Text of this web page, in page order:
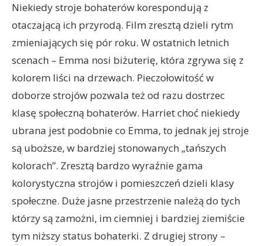
Niekiedy stroje bohaterów korespondują z
otaczającą ich przyrodą. Film zresztą dzieli rytm
zmieniających się pór roku. W ostatnich letnich
scenach – Emma nosi biżuterię, która zgrywa się z
kolorem liści na drzewach. Pieczołowitość w
doborze strojów pozwala też od razu dostrzec
klasę społeczną bohaterów. Harriet choć niekiedy
ubrana jest podobnie co Emma, to jednak jej stroje
są uboższe, w bardziej stonowanych „tańszych
kolorach”. Zresztą bardzo wyraźnie gama
kolorystyczna strojów i pomieszczeń dzieli klasy
społeczne. Duże jasne przestrzenie należą do tych
którzy są zamożni, im ciemniej i bardziej ziemiście
tym niższy status bohaterki. Z drugiej strony –